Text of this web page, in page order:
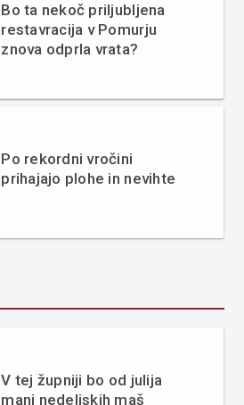
Bo ta nekoč priljubljena
restavracija v Pomurju
znova odprla vrata?
Po rekordni vročini
prihajajo plohe in nevihte
V tej župniji bo od julija
manj nedeljskih maš